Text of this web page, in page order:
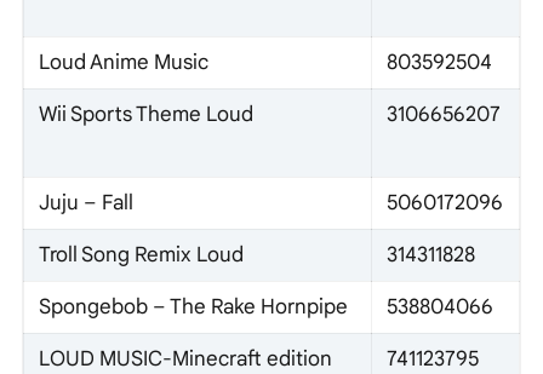
Loud Anime Music 803592504
Wii Sports Theme Loud 3106656207
Juju – Fall 5060172096
Troll Song Remix Loud 314311828
Spongebob – The Rake Hornpipe 538804066
LOUD MUSIC-Minecraft edition 741123795